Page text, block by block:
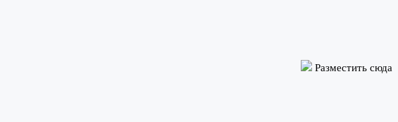
Разместить сюда